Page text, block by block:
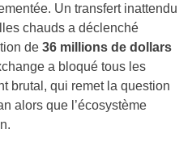
Un transfert inattendu
chauds a déclenché
de 36 millions de dollars
a bloqué tous les
brutal, qui remet la question
alors que l’écosystème